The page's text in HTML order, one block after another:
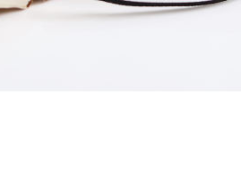
お客様の声